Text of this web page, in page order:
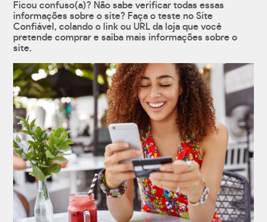
Ficou confuso(a)? Não sabe verificar todas essas
informações sobre o site? Faça o teste no Site
Confiável, colando o link ou URL da loja que você
pretende comprar e saiba mais informações sobre o
site.